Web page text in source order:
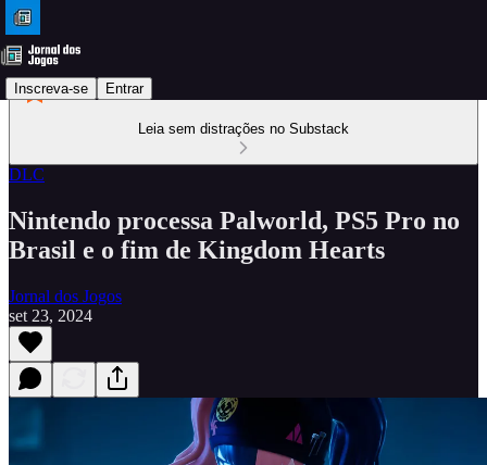
Inscreva-se Entrar
Leia sem distrações no Substack
DLC
Nintendo processa Palworld, PS5 Pro no
Brasil e o fim de Kingdom Hearts
Jornal dos Jogos
set 23, 2024